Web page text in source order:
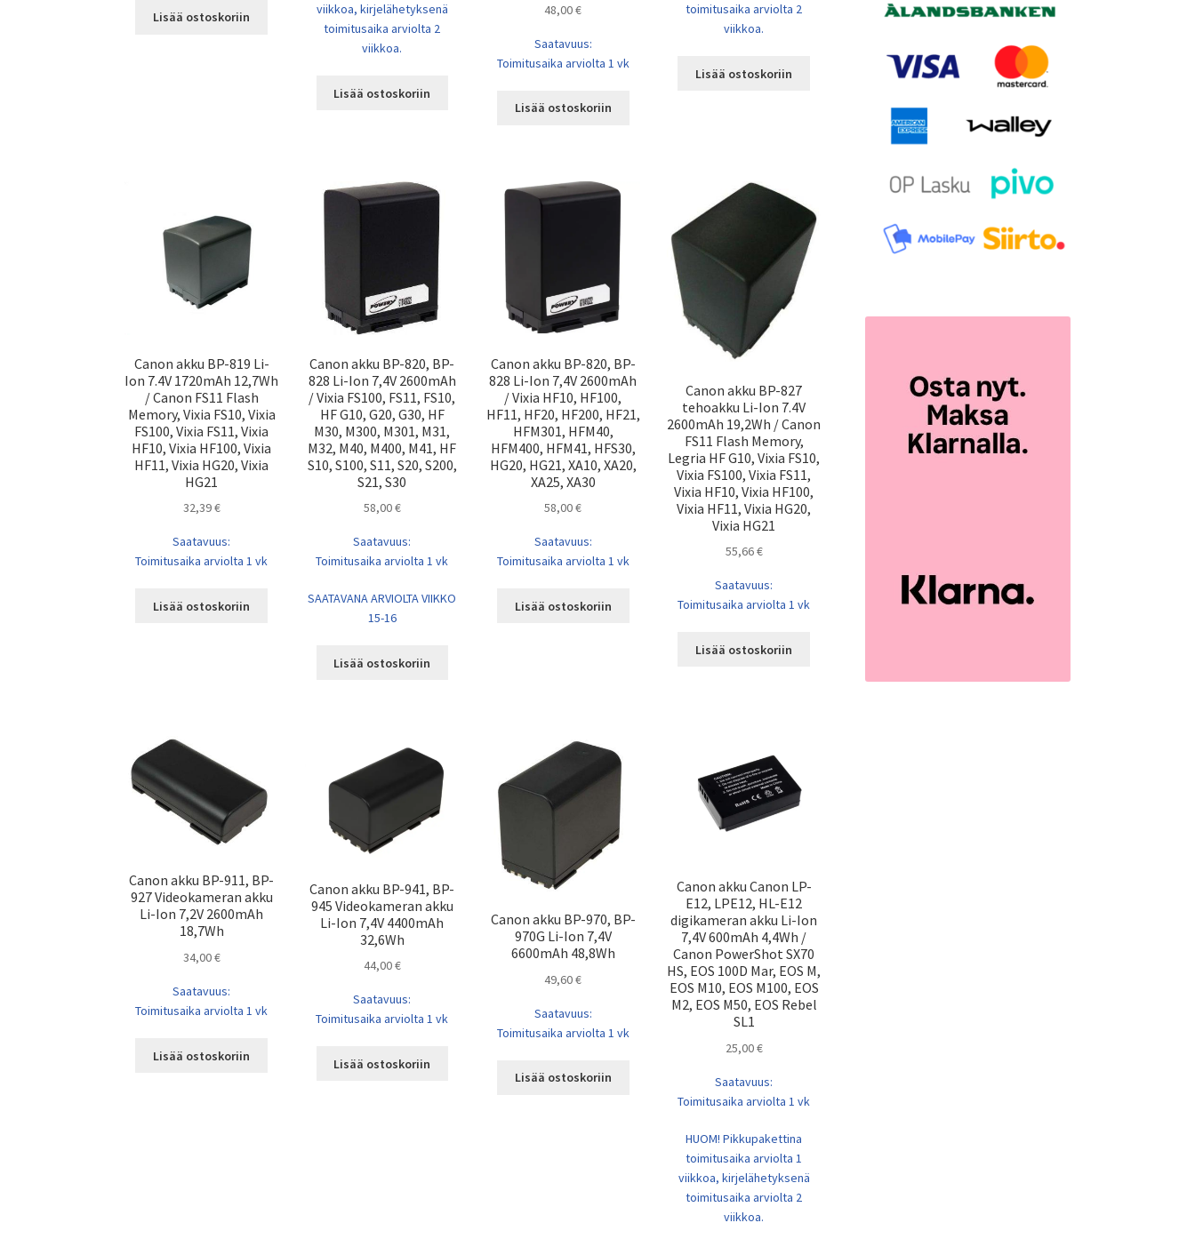
Lisää ostoskoriin
viikkoa, kirjelähetyksenä
toimitusaika arviolta 2
viikkoa.
Lisää ostoskoriin
48,00€
Saatavuus:
Toimitusaika arviolta 1 vk
Lisää ostoskoriin
toimitusaika arviolta 2
viikkoa.
Lisää ostoskoriin
Canon akku BP-819 Li-
Ion 7.4V 1720mAh 12,7Wh
/ Canon FS11 Flash
Memory, Vixia FS10, Vixia
FS100, Vixia FS11, Vixia
HF10, Vixia HF100, Vixia
HF11, Vixia HG20, Vixia
HG21
32,39€
Saatavuus:
Toimitusaika arviolta 1 vk
Lisää ostoskoriin
Canon akku BP-820, BP-
828 Li-Ion 7,4V 2600mAh
/ Vixia FS100, FS11, FS10,
HF G10, G20, G30, HF
M30, M300, M301, M31,
M32, M40, M400, M41, HF
S10, S100, S11, S20, S200,
S21, S30
58,00€
Saatavuus:
Toimitusaika arviolta 1 vk
SAATAVANA ARVIOLTA VIIKKO
15-16
Lisää ostoskoriin
Canon akku BP-820, BP-
828 Li-Ion 7,4V 2600mAh
/ Vixia HF10, HF100,
HF11, HF20, HF200, HF21,
HFM301, HFM40,
HFM400, HFM41, HFS30,
HG20, HG21, XA10, XA20,
XA25, XA30
58,00€
Saatavuus:
Toimitusaika arviolta 1 vk
Lisää ostoskoriin
Canon akku BP-827
tehoakku Li-Ion 7.4V
2600mAh 19,2Wh / Canon
FS11 Flash Memory,
Legria HF G10, Vixia FS10,
Vixia FS100, Vixia FS11,
Vixia HF10, Vixia HF100,
Vixia HF11, Vixia HG20,
Vixia HG21
55,66€
Saatavuus:
Toimitusaika arviolta 1 vk
Lisää ostoskoriin
Canon akku BP-911, BP-
927 Videokameran akku
Li-Ion 7,2V 2600mAh
18,7Wh
34,00€
Saatavuus:
Toimitusaika arviolta 1 vk
Lisää ostoskoriin
Canon akku BP-941, BP-
945 Videokameran akku
Li-Ion 7,4V 4400mAh
32,6Wh
44,00€
Saatavuus:
Toimitusaika arviolta 1 vk
Lisää ostoskoriin
Canon akku BP-970, BP-
970G Li-Ion 7,4V
6600mAh 48,8Wh
49,60€
Saatavuus:
Toimitusaika arviolta 1 vk
Lisää ostoskoriin
Canon akku Canon LP-
E12, LPE12, HL-E12
digikameran akku Li-Ion
7,4V 600mAh 4,4Wh /
Canon PowerShot SX70
HS, EOS 100D Mar, EOS M,
EOS M10, EOS M100, EOS
M2, EOS M50, EOS Rebel
SL1
25,00€
Saatavuus:
Toimitusaika arviolta 1 vk
HUOM! Pikkupakettina
toimitusaika arviolta 1
viikkoa, kirjelähetyksenä
toimitusaika arviolta 2
viikkoa.